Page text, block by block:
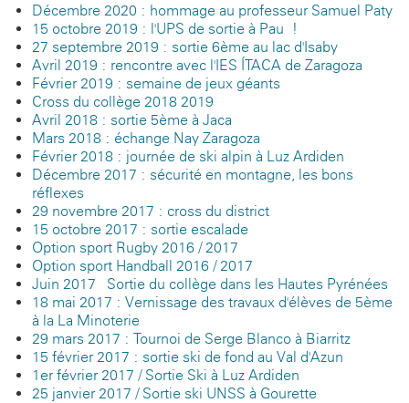
Décembre 2020 : hommage au professeur Samuel Paty
15 octobre 2019 : l'UPS de sortie à Pau !
27 septembre 2019 : sortie 6ème au lac d'Isaby
Avril 2019 : rencontre avec l'IES ÍTACA de Zaragoza
Février 2019 : semaine de jeux géants
Cross du collège 2018-2019
Avril 2018 : sortie 5ème à Jaca
Mars 2018 : échange Nay-Zaragoza
Février 2018 : journée de ski alpin à Luz-Ardiden
Décembre 2017 : sécurité en montagne, les bons
réflexes
29 novembre 2017 : cross du district
15 octobre 2017 : sortie escalade
Option sport Rugby 2016 / 2017
Option sport Handball 2016 / 2017
Juin 2017 - Sortie du collège dans les Hautes Pyrénées
18 mai 2017 : Vernissage des travaux d'élèves de 5ème
à la La Minoterie
29 mars 2017 : Tournoi de Serge Blanco à Biarritz
15 février 2017 : sortie ski de fond au Val d'Azun
1er février 2017 / Sortie Ski à Luz Ardiden
25 janvier 2017 / Sortie ski UNSS à Gourette